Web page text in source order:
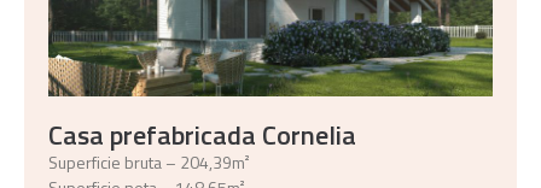
Casa prefabricada Cornelia
Superficie bruta – 204,39m²